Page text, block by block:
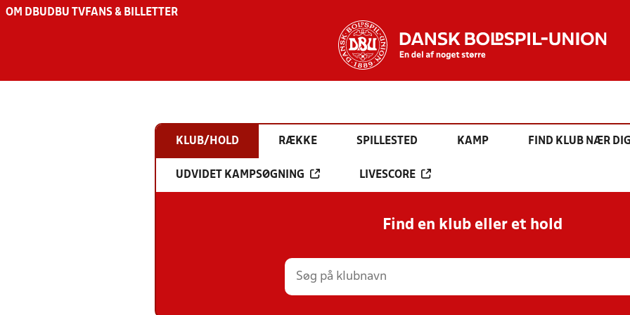
OM DBU DBU TV FANS & BILLETTER
KLUB/HOLD RÆKKE SPILLESTED KAMP FIND KLUB NÆR
UDVIDET KAMPSØGNING LIVESCORE
Find en klub eller et hold